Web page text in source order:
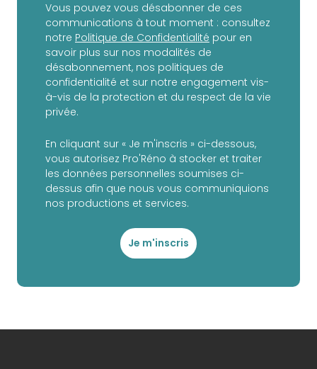
Vous pouvez vous désabonner de ces
communications à tout moment : consultez
notre Politique de Confidentialité pour en
savoir plus sur nos modalités de
désabonnement, nos politiques de
confidentialité et sur notre engagement vis-
à-vis de la protection et du respect de la vie
privée.
En cliquant sur « Je m'inscris » ci-dessous,
vous autorisez Pro'Réno à stocker et traiter
les données personnelles soumises ci-
dessus afin que nous vous communiquions
nos productions et services.
Je m'inscris